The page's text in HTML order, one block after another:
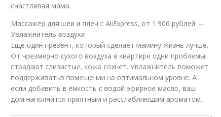
счастливая мама.
Массажёр для шеи и плеч с AliExpress, от 1 906 рублей →
Увлажнитель воздуха
Ещё один презент, который сделает мамину жизнь лучше.
От чрезмерно сухого воздуха в квартире одни проблемы:
страдают слизистые, кожа сохнет. Увлажнитель поможет
поддерживатьв помещении на оптимальном уровне. А
если добавить в ёмкость с водой эфирное масло, ваш
дом наполнится приятным и расслабляющим ароматом.